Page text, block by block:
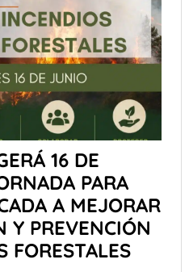
16 DE
PARA
A MEJORAR
Y PREVENCIÓN
FORESTALES